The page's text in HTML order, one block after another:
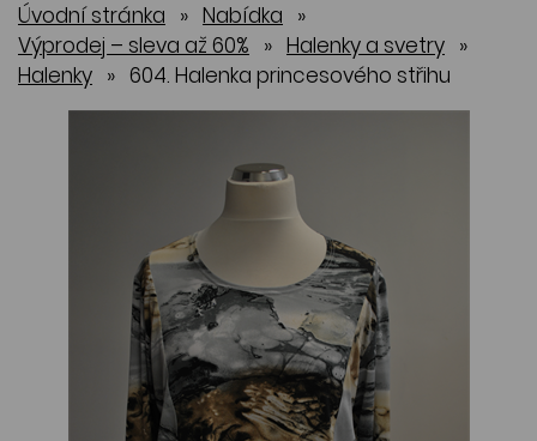
Úvodní stránka » Nabídka »
Výprodej – sleva až 60% » Halenky a svetry »
Halenky » 604. Halenka princesového střihu